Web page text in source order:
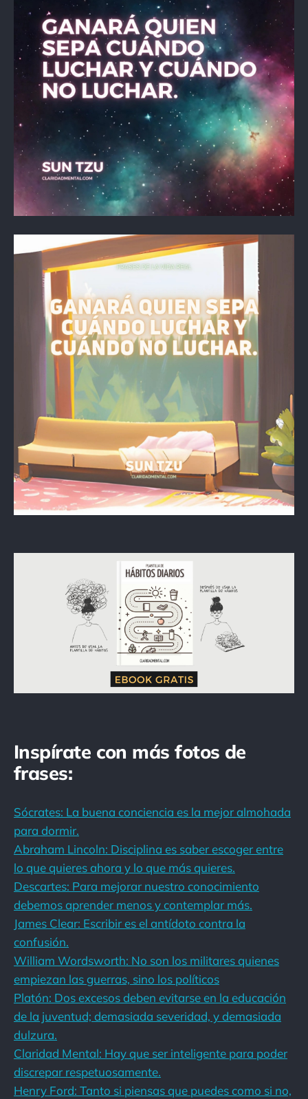
Inspírate con más fotos de
frases:
Sócrates: La buena conciencia es la mejor almohada
para dormir.
Abraham Lincoln: Disciplina es saber escoger entre
lo que quieres ahora y lo que más quieres.
Descartes: Para mejorar nuestro conocimiento
debemos aprender menos y contemplar más.
James Clear: Escribir es el antídoto contra la
confusión.
William Wordsworth: No son los militares quienes
empiezan las guerras, sino los políticos
Platón: Dos excesos deben evitarse en la educación
de la juventud; demasiada severidad, y demasiada
dulzura.
Claridad Mental: Hay que ser inteligente para poder
discrepar respetuosamente.
Henry Ford: Tanto si piensas que puedes como si no,